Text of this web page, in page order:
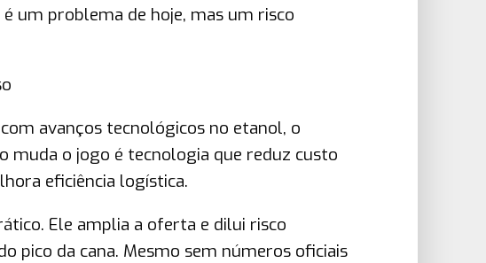
um problema de hoje, mas um risco
avanços tecnológicos no etanol, o
muda o jogo é tecnologia que reduz custo
eficiência logística.
Ele amplia a oferta e dilui risco
pico da cana. Mesmo sem números oficiais